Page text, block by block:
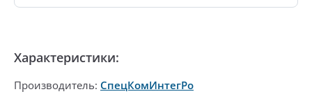
Характеристики:
Производитель: СпецКомИнтегРо